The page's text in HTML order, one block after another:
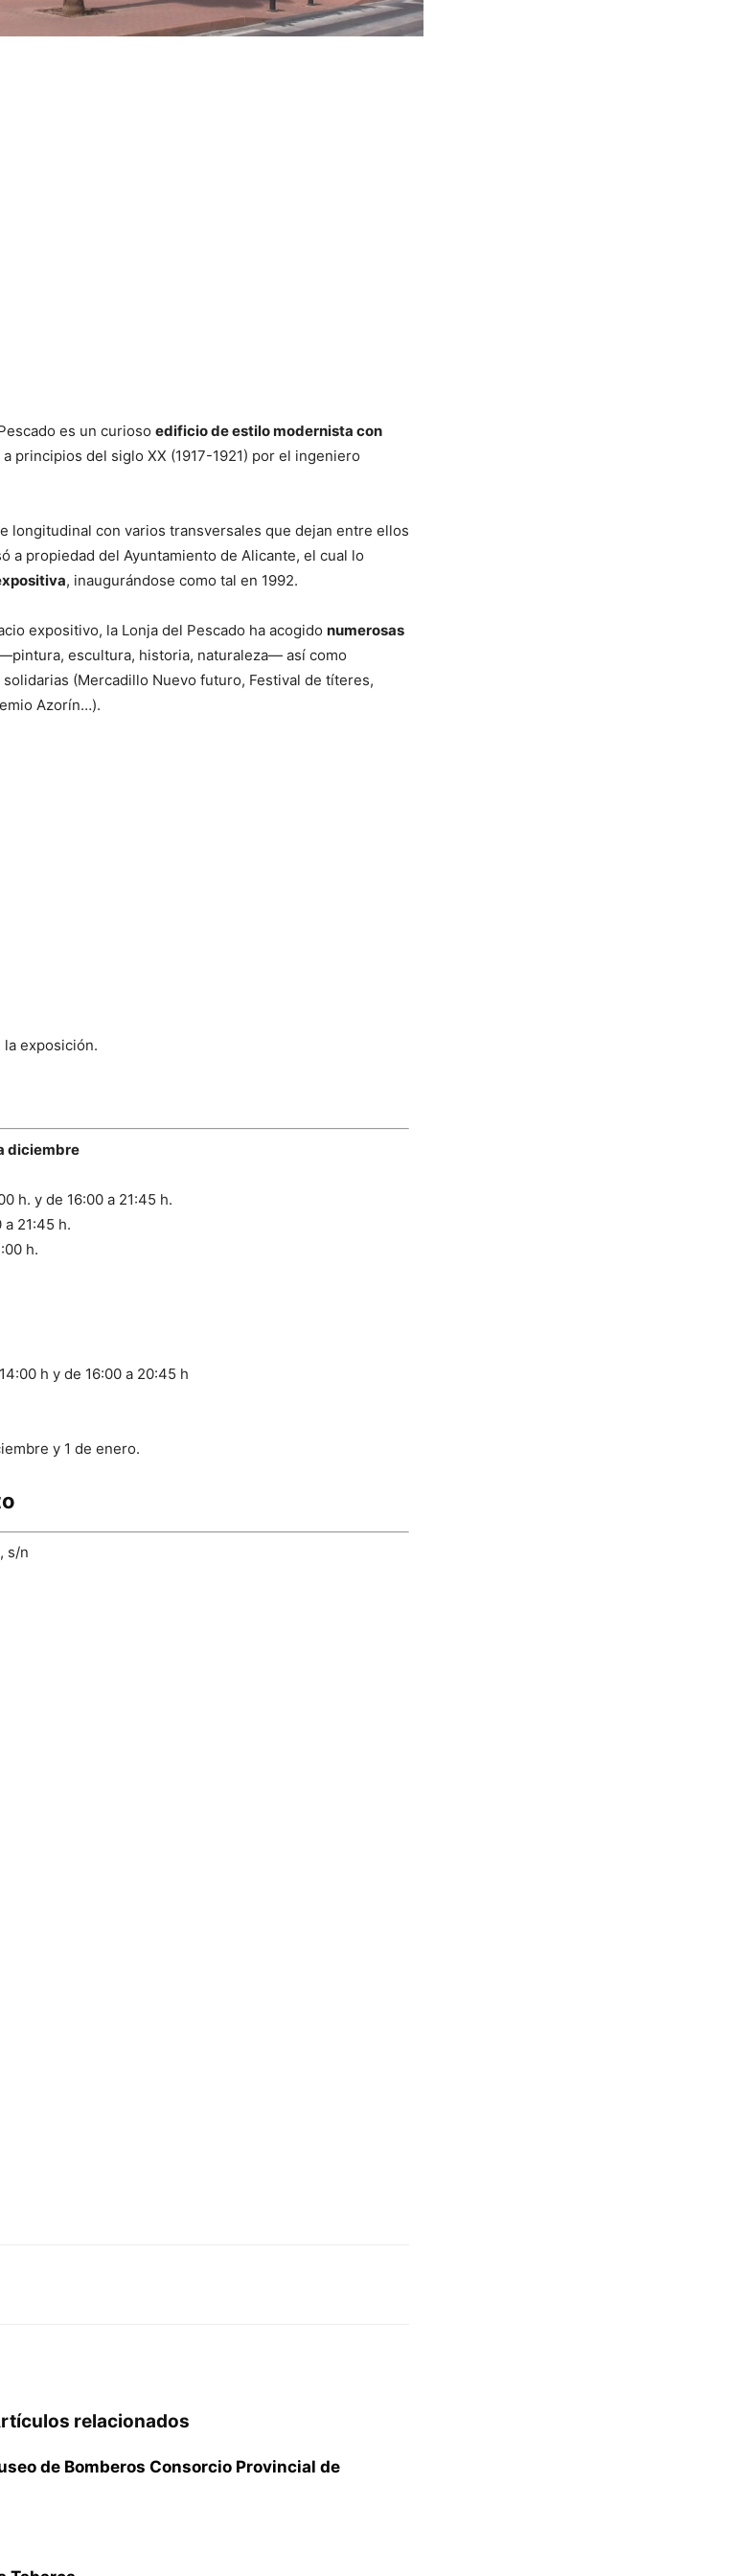
es un curioso edificio de estilo modernista con
principios del siglo XX (1917-1921) por el ingeniero
longitudinal con varios transversales que dejan entre ellos
a propiedad del Ayuntamiento de Alicante, el cual lo
, inaugurándose como tal en 1992.
expositivo, la Lonja del Pescado ha acogido numerosas
escultura, historia, naturaleza— así como
(Mercadillo Nuevo futuro, Festival de títeres,
Azorín…).
la exposición.
diciembre
h. y de 16:00 a 21:45 h.
a 21:45 h.
h.
h y de 16:00 a 20:45 h
y 1 de enero.
s/n
relacionados
de Bomberos Consorcio Provincial de